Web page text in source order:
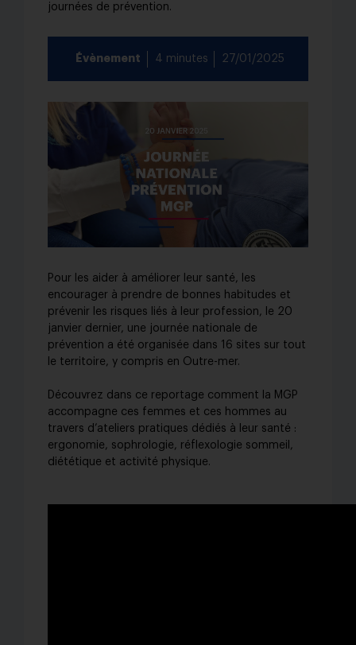
journées de prévention.
Évènement 4 minutes 27/01/2025
Pour les aider à améliorer leur santé, les
encourager à prendre de bonnes habitudes et
prévenir les risques liés à leur profession, le 20
janvier dernier, une journée nationale de
prévention a été organisée dans 16 sites sur tout
le territoire, y compris en Outre-mer.
Découvrez dans ce reportage comment la MGP
accompagne ces femmes et ces hommes au
travers d’ateliers pratiques dédiés à leur santé :
ergonomie, sophrologie, réflexologie sommeil,
diététique et activité physique.